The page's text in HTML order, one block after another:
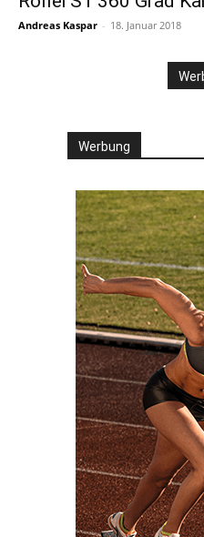
Andreas Kaspar - 18. Januar 2018
Werbung